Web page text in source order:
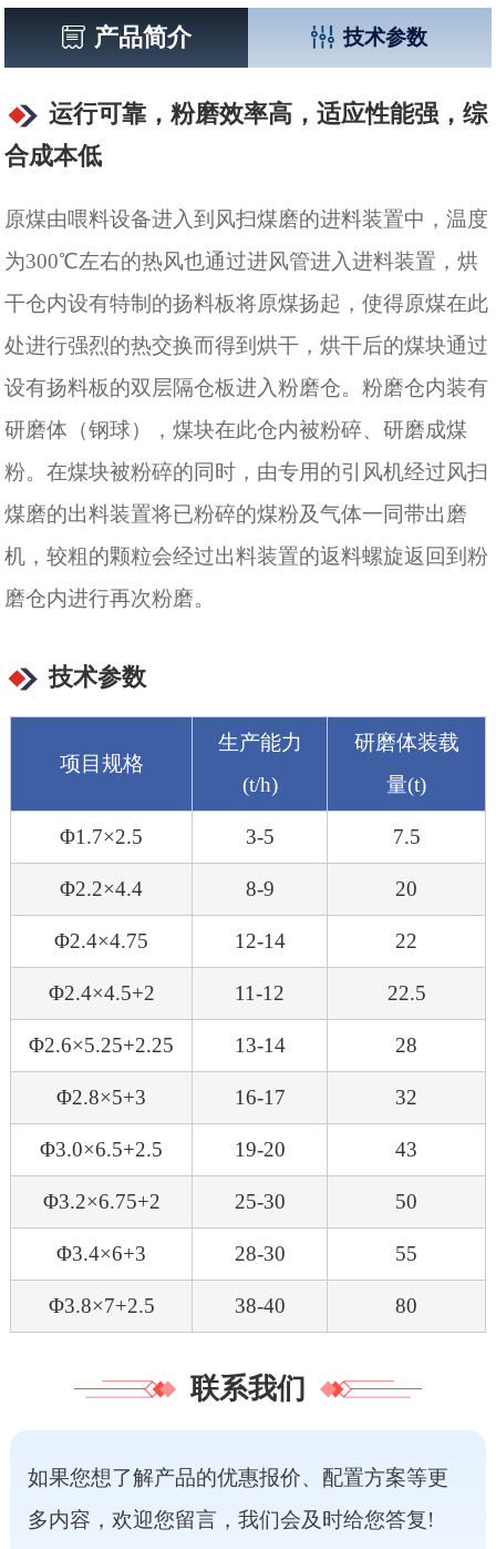
产品简介 技术参数
运行可靠，粉磨效率高，适应性能强，综
合成本低
原煤由喂料设备进入到风扫煤磨的进料装置中，温度
为300℃左右的热风也通过进风管进入进料装置，烘
干仓内设有特制的扬料板将原煤扬起，使得原煤在此
处进行强烈的热交换而得到烘干，烘干后的煤块通过
设有扬料板的双层隔仓板进入粉磨仓。粉磨仓内装有
研磨体（钢球），煤块在此仓内被粉碎、研磨成煤
粉。在煤块被粉碎的同时，由专用的引风机经过风扫
煤磨的出料装置将已粉碎的煤粉及气体一同带出磨
机，较粗的颗粒会经过出料装置的返料螺旋返回到粉
磨仓内进行再次粉磨。
技术参数
项目规格
生产能力
(t/h)
研磨体装载
量(t)
Φ1.7×2.5 3-5 7.5
Φ2.2×4.4 8-9 20
Φ2.4×4.75 12-14 22
Φ2.4×4.5+2 11-12 22.5
Φ2.6×5.25+2.25 13-14 28
Φ2.8×5+3 16-17 32
Φ3.0×6.5+2.5 19-20 43
Φ3.2×6.75+2 25-30 50
Φ3.4×6+3 28-30 55
Φ3.8×7+2.5 38-40 80
联系我们
如果您想了解产品的优惠报价、配置方案等更
多内容，欢迎您留言，我们会及时给您答复!